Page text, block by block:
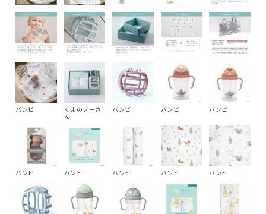
バンビ
くまのプーさ
ん
バンビ バンビ バンビ
バンビ バンビ バンビ バンビ バンビ